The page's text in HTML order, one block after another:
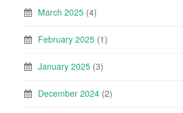
March 2025 (4)
February 2025 (1)
January 2025 (3)
December 2024 (2)